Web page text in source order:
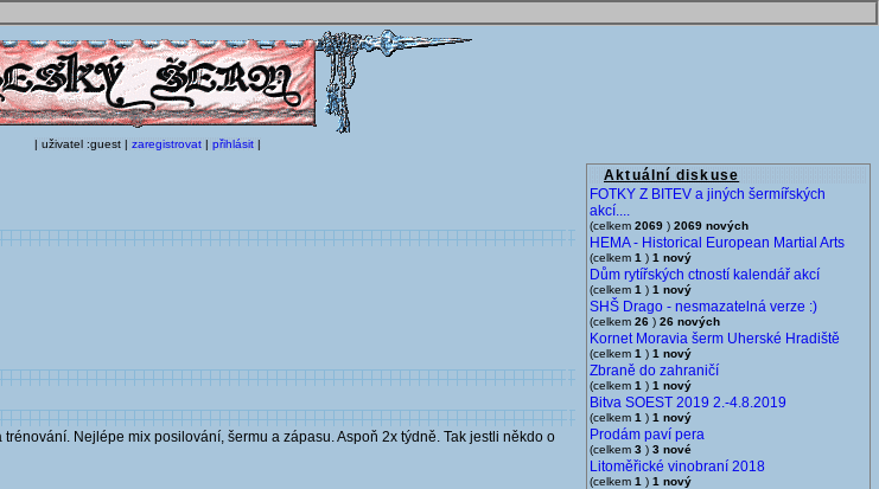
| uživatel :guest | zaregistrovat | přihlásit |
Aktuální diskuse
FOTKY Z BITEV a jiných šermířských
akcí....
(celkem 2069 ) 2069 nových
HEMA - Historical European Martial Arts
(celkem 1 ) 1 nový
Dům rytířských ctností kalendář akcí
(celkem 1 ) 1 nový
SHŠ Drago - nesmazatelná verze :)
(celkem 26 ) 26 nových
Kornet Moravia šerm Uherské Hradiště
(celkem 1 ) 1 nový
Zbraně do zahraničí
(celkem 1 ) 1 nový
Bitva SOEST 2019 2.-4.8.2019
(celkem 1 ) 1 nový
Prodám paví pera
(celkem 3 ) 3 nové
Litoměřické vinobraní 2018
(celkem 1 ) 1 nový
Nejlépe mix posilování, šermu a zápasu. Aspoň 2x týdně. Tak jestli někdo o